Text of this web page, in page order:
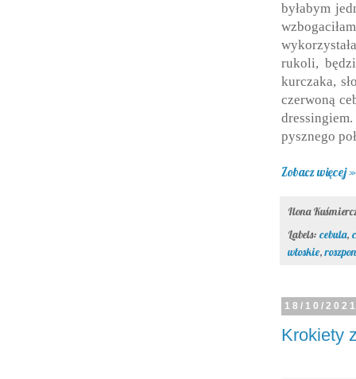
byłabym
rukoli,
kurczaka,
czerwoną
pysznego
Zobacz więcej »
Ilona
Labels: cebula,
włoskie,
18/10/
Krokiety